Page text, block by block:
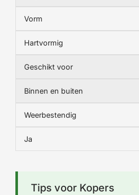
Vorm
Hartvormig
Geschikt voor
Binnen en buiten
Weerbestendig
Ja
Tips voor Kopers